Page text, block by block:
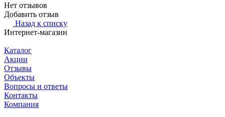
Нет отзывов
Добавить отзыв
Назад к списку
Интернет-магазин
Каталог
Акции
Отзывы
Объекты
Вопросы и ответы
Контакты
Компания